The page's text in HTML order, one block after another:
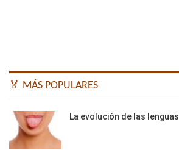
🏅 MÁS POPULARES
La evolución de las lenguas